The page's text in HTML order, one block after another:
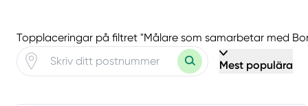
Topplaceringar på filtret "Målare som samarbetar med
Mest populära